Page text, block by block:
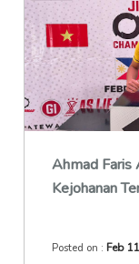
Ahmad Faris
Kejohanan
Posted on :Feb